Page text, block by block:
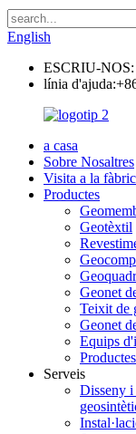
English
ESCRIU-NOS:
línia d'ajuda:
a casa
Sobre Nosaltres
Visita a la
Productes
Geotèxtil
Geonet
Teixit de
Geonet
Equips
Serveis
Disseny i